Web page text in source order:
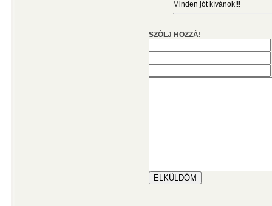
Minden jót kívánok!!!
SZÓLJ HOZZÁ!